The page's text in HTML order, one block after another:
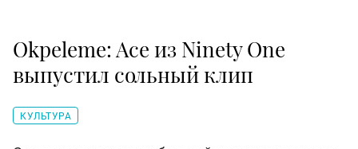
Okpeleme: Ace из Ninety One
выпустил сольный клип
КУЛЬТУРА